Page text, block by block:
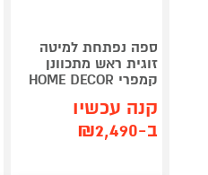
ספה נפתחת למיטה
זוגית ראש מתכוונן
קמפרי HOME DECOR
קנה עכשיו
ב-₪2,490